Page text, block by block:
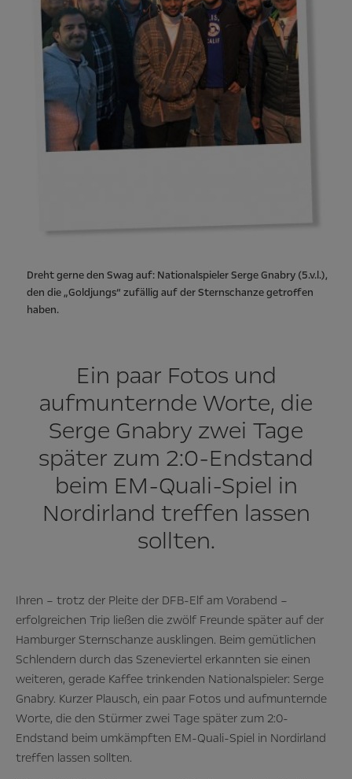
Dreht gerne den Swag auf: Nationalspieler Serge Gnabry (5.v.l.),
den die „Goldjungs“ zufällig auf der Sternschanze getroffen
haben.
Ein paar Fotos und
aufmunternde Worte, die
Serge Gnabry zwei Tage
später zum 2:0-Endstand
beim EM-Quali-Spiel in
Nordirland treffen lassen
sollten.
Ihren – trotz der Pleite der DFB-Elf am Vorabend –
erfolgreichen Trip ließen die zwölf Freunde später auf der
Hamburger Sternschanze ausklingen. Beim gemütlichen
Schlendern durch das Szeneviertel erkannten sie einen
weiteren, gerade Kaffee trinkenden Nationalspieler: Serge
Gnabry. Kurzer Plausch, ein paar Fotos und aufmunternde
Worte, die den Stürmer zwei Tage später zum 2:0-
Endstand beim umkämpften EM-Quali-Spiel in Nordirland
treffen lassen sollten.